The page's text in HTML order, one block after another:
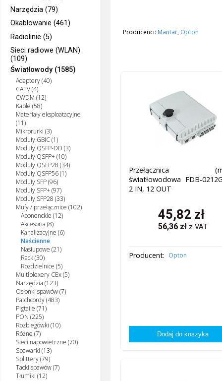
Narzędzia (79)
Okablowanie (461)
Radiolinie (5)
Sieci radiowe (WLAN)
(109)
Światłowody (1585)
Adaptery (40)
CATV (4)
CWDM (12)
Kable (58)
Materiały eksploatacyjne
(11)
Mikrorurki (3)
Moduły GBIC (1)
Moduły QSFP-DD (3)
Moduły QSFP+ (10)
Moduły QSFP28 (34)
Moduły QSFP56 (1)
Moduły SFP (96)
Moduły SFP+ (97)
Moduły SFP28 (33)
Mufy / przełącznice (102)
Abonenckie (12)
Akcesoria (8)
Kanalizacyjne (6)
Naścienne
Nasłupowe (21)
Rack (30)
Rozdzielnice (5)
Multiplexery CEx (5)
Narzędzia (123)
Osłonki spawów (7)
Patchcordy (483)
Pigtaile (71)
PON (225)
Rozbiegówki (10)
Różne (7)
Sieci napowietrzne (70)
Spawarki (13)
Splittery (79)
Tacki spawów (7)
Tłumiki (12)
Producenci: Mantar, Opton
Przełącznica
światłowodowa FDB-
2 IN, 12 OUT
45,82 zł
56,36 zł z VAT
Producent: Opton